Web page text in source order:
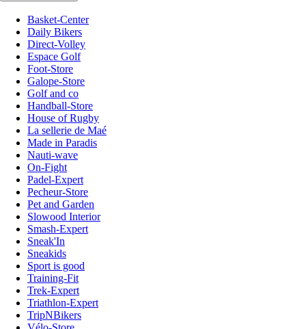
Basket-Center
Daily Bikers
Direct-Volley
Espace Golf
Foot-Store
Galope-Store
Golf and co
Handball-Store
House of Rugby
La sellerie de Maé
Made in Paradis
Nauti-wave
On-Fight
Padel-Expert
Pecheur-Store
Pet and Garden
Slowood Interior
Smash-Expert
Sneak'In
Sneakids
Sport is good
Training-Fit
Trek-Expert
Triathlon-Expert
TripNBikers